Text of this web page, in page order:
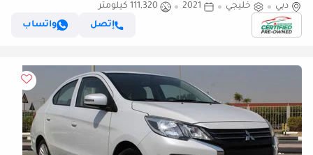
دبي
خليجي 2021
111,320 كيلومتر
إتصل
واتساب